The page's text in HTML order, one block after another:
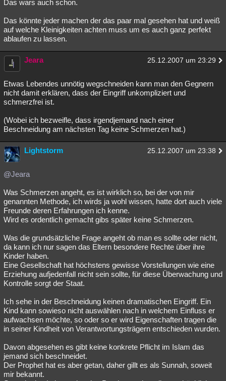
Das wars auch schon.
Das könnte jeder machen der das paar mal gesehen hat und weiß
auf welche Kleinigkeiten achten muss um es auch ganz perfekt
ablaufen zu lassen.
Jeara 25.12.2007 um 23:29
Etwas Lebendes unnötig wegschneiden kann man den Gegnern
nicht damit erklären, dass der Eingriff unkompliziert und
schmerzfrei ist.
(Wobei ich bezweifle, dass irgendjemand nach einer
Beschneidung am nächsten Tag keine Schmerzen hat.)
Lightstorm 25.12.2007 um 23:38
@Jeara
Was Schmerzen angeht, es ist wirklich so, bei der von mir
genannten Methode, ich wirds ja wohl wissen, hatte dort auch viele
Freunde deren Erfahrungen ich kenne.
Wird es ordentlich gemacht gibs später keine Schmerzen.
Was die grundsätzliche Frage angeht ob man es sollte oder nicht,
da kann ich nur sagen das Eltern besondere Rechte über ihre
Kinder haben.
Eine Gesellschaft hat höchstens gewisse Vorstellungen wie eine
Erziehung aufjedenfall nicht sein sollte, für diese Überwachung und
Kontrolle sorgt der Staat.
Ich sehe in der Beschneidung keinen dramatischen Eingriff. Ein
Kind kann sowieso nicht auswählen nach in welchem Einfluss er
aufwachsen möchte, so oder so er wird Eigenschaften tragen die
in seiner Kindheit von Verantwortungsträgern entschieden wurden.
Davon abgesehen es gibt keine konkrete Pflicht im Islam das
jemand sich beschneidet.
Der Prophet hat es aber getan, daher gillt es als Sunnah, soweit
mir bekannt.